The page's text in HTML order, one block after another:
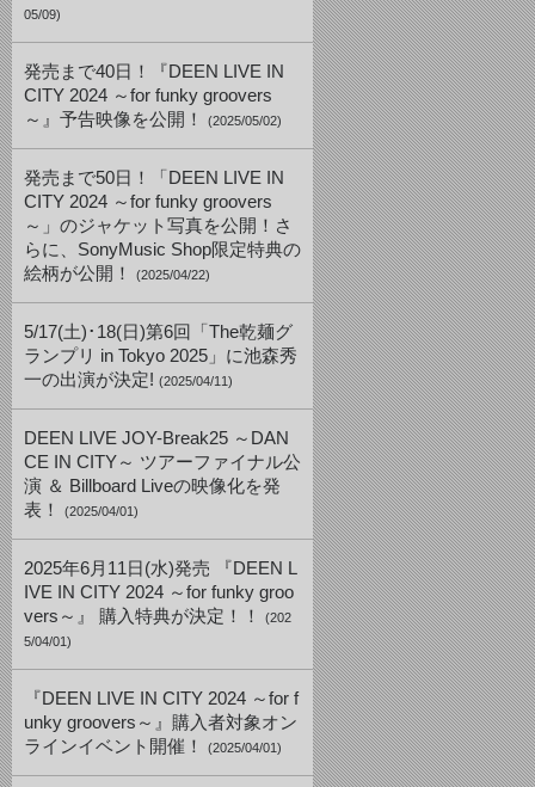
05/09)
発売まで40日！『DEEN LIVE IN
CITY 2024 ～for funky groovers
～』予告映像を公開！
(2025/05/02)
発売まで50日！「DEEN LIVE IN
CITY 2024 ～for funky groovers
～」のジャケット写真を公開！さ
らに、SonyMusic Shop限定特典の
絵柄が公開！
(2025/04/22)
5/17(土)･18(日)第6回「The乾麺グ
ランプリ in Tokyo 2025」に池森秀
一の出演が決定! (2025/04/11)
DEEN LIVE JOY-Break25 ～DAN
CE IN CITY～ ツアーファイナル公
演 ＆ Billboard Liveの映像化を発
表！
(2025/04/01)
2025年6月11日(水)発売 『DEEN L
IVE IN CITY 2024 ～for funky groo
vers～』 購入特典が決定！！
(202
5/04/01)
『DEEN LIVE IN CITY 2024 ～for f
unky groovers～』購入者対象オン
ラインイベント開催！
(2025/04/01)